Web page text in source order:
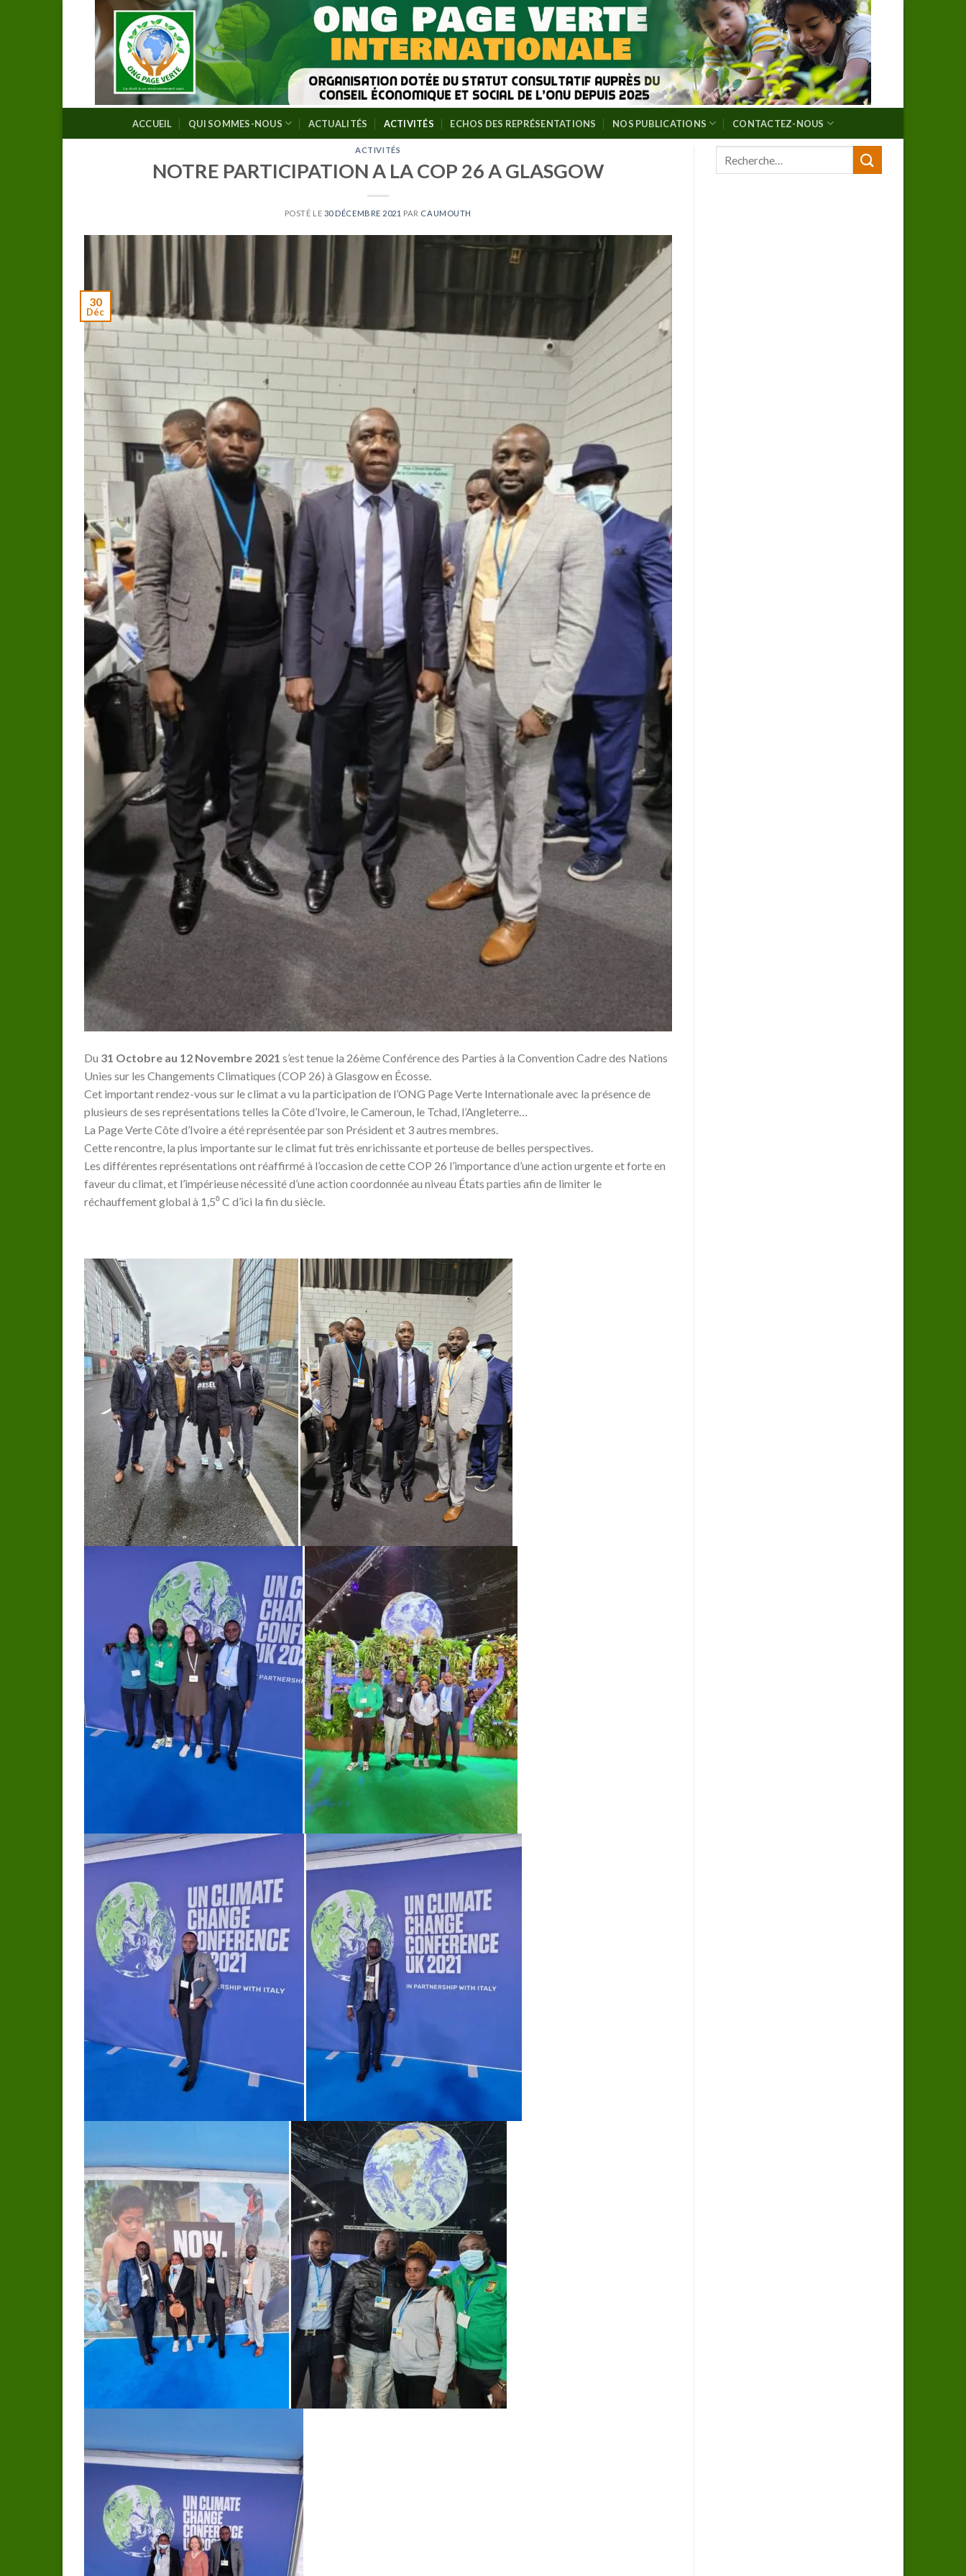
content
ACCUEIL QUI SOMMES-NOUS ACTUALITÉS ACTIVITÉS ECHOS DES REPRÉSENTATIONS NOS PUBLICATIONS CONTACTEZ-NOUS
ACTIVITÉS
NOTRE PARTICIPATION A LA COP 26 A GLASGOW
POSTÉ LE 30 DÉCEMBRE 2021 PAR CAUMOUTH
30
Déc
Du 31 Octobre au 12 Novembre 2021 s’est tenue la 26ème Conférence des Parties à la Convention Cadre des Nations
Unies sur les Changements Climatiques (COP 26) à Glasgow en Écosse.
Cet important rendez-vous sur le climat a vu la participation de l’ONG Page Verte Internationale avec la présence de
plusieurs de ses représentations telles la Côte d’Ivoire, le Cameroun, le Tchad, l’Angleterre…
La Page Verte Côte d’Ivoire a été représentée par son Président et 3 autres membres.
Cette rencontre, la plus importante sur le climat fut très enrichissante et porteuse de belles perspectives.
Les différentes représentations ont réaffirmé à l’occasion de cette COP 26 l’importance d’une action urgente et forte en
faveur du climat, et l’impérieuse nécessité d’une action coordonnée au niveau États parties afin de limiter le
réchauffement global à 1,5⁰ C d’ici la fin du siècle.